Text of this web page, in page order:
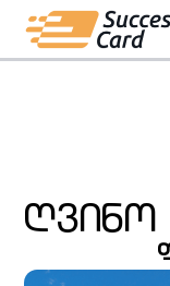
ღვინო